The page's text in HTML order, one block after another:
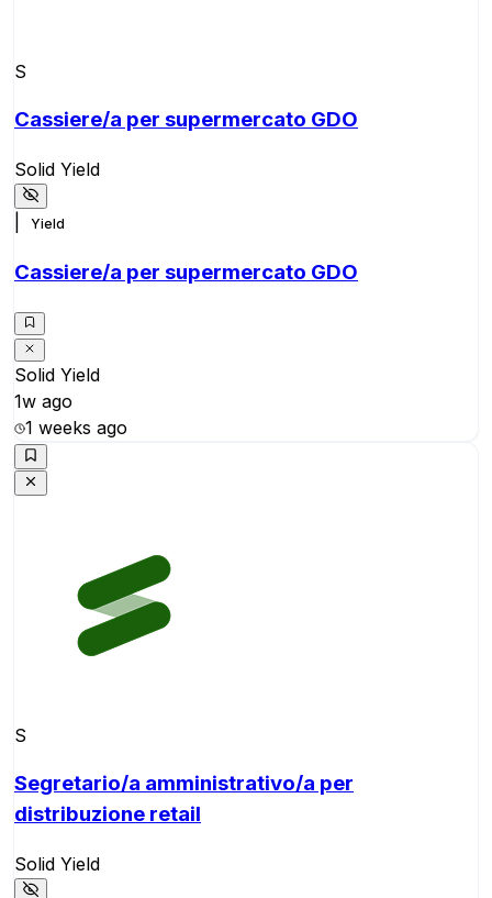
S
Cassiere/a per supermercato GDO
Solid Yield
Yield
Cassiere/a per supermercato GDO
Solid Yield
1w ago
1 weeks ago
S
Segretario/a amministrativo/a per
distribuzione retail
Solid Yield